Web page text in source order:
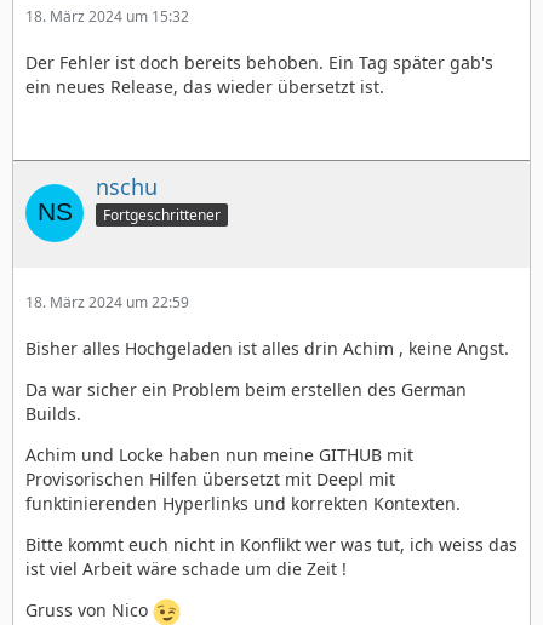
18. März 2024 um 15:32
Der Fehler ist doch bereits behoben. Ein Tag später gab's
ein neues Release, das wieder übersetzt ist.
nschu
Fortgeschrittener
18. März 2024 um 22:59
Bisher alles Hochgeladen ist alles drin Achim , keine Angst.
Da war sicher ein Problem beim erstellen des German
Builds.
Achim und Locke haben nun meine GITHUB mit
Provisorischen Hilfen übersetzt mit Deepl mit
funktinierenden Hyperlinks und korrekten Kontexten.
Bitte kommt euch nicht in Konflikt wer was tut, ich weiss das
ist viel Arbeit wäre schade um die Zeit !
Gruss von Nico